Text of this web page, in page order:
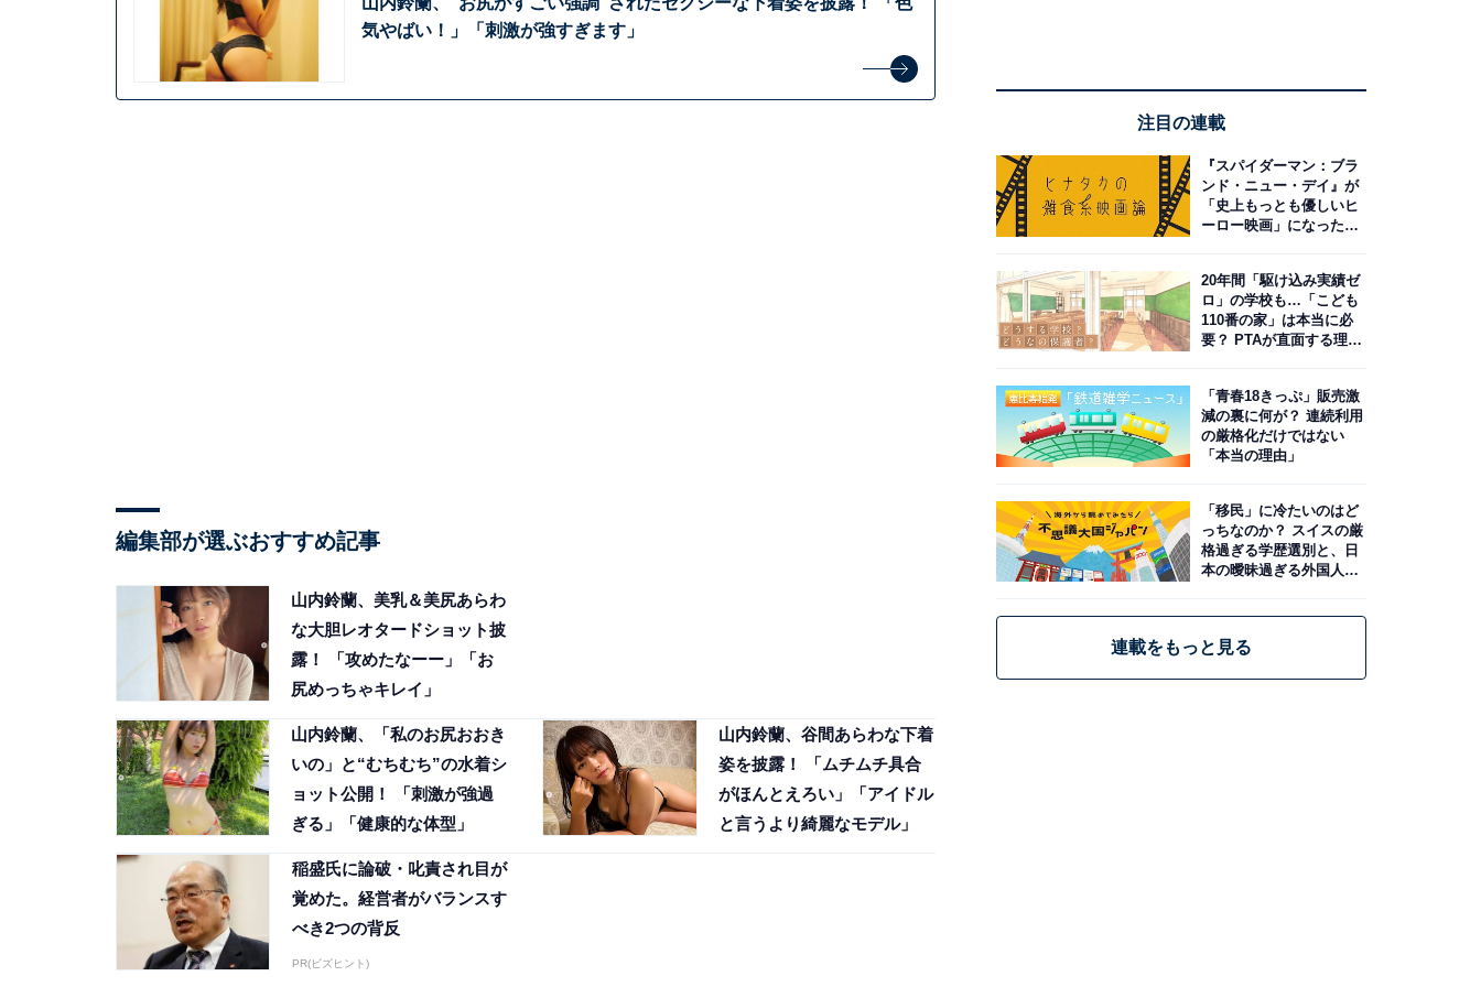
気やばい！」「刺激が強すぎます」
編集部が選ぶおすすめ記事
山内鈴蘭、美乳＆美尻あらわ
な大胆レオタードショット披
露！ 「攻めたなーー」「お
尻めっちゃキレイ」
山内鈴蘭、「私のお尻おおき
いの」と“むちむち”の水着シ
ョット公開！ 「刺激が強過
ぎる」「健康的な体型」
山内鈴蘭、谷間あらわな下着
姿を披露！ 「ムチムチ具合
がほんとえろい」「アイドル
と言うより綺麗なモデル」
稲盛氏に論破・叱責され目が
覚めた。経営者がバランスす
べき2つの背反
PR(ビズヒント)
注目の連載
『スパイダーマン：ブラ
ンド・ニュー・デイ』が
「史上もっとも優しいヒ
ーロー映画」になった理
20年間「駆け込み実績ゼ
ロ」の学校も…「こども
110番の家」は本当に必
要？ PTAが直面する理想
「青春18きっぷ」販売激
減の裏に何が？ 連続利用
の厳格化だけではない
「本当の理由」
「移民」に冷たいのはど
っちなのか？ スイスの厳
格過ぎる学歴選別と、日
本の曖昧過ぎる外国人政
連載をもっと見る